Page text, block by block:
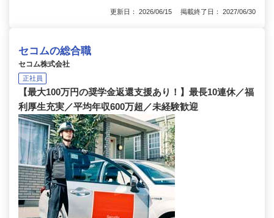
更新日： 2026/06/15 掲載終了日： 2027/06/30
セコムの総合職
セコム株式会社
正社員
【最大100万円の奨学金返還支援あり！】最長10連休／福
利厚生充実／平均年収600万超／未経験歓迎